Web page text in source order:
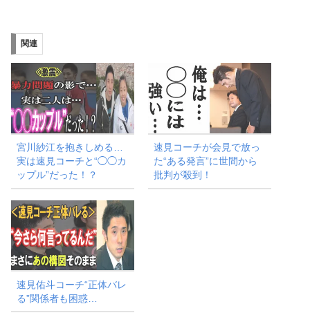
み
中…
関連
宮川紗江を抱きしめる…
実は速見コーチと“◯◯カ
ップル”だった！？
速見コーチが会見で放っ
た“ある発言”に世間から
批判が殺到！
速見佑斗コーチ“正体バレ
る”関係者も困惑…